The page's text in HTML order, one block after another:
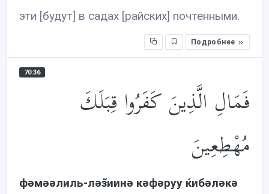
эти [будут] в садах [райских] почтенными.
Подробнее
70:36
فَمَالِ الَّذِينَ كَفَرُوا قِبَلَكَ
مُهْطِعِينَ
фəмəəлиль-лəз̃иинə кəфəруу ќибəлəкə